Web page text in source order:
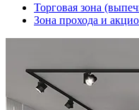
Торговая зона
Зона прохода и